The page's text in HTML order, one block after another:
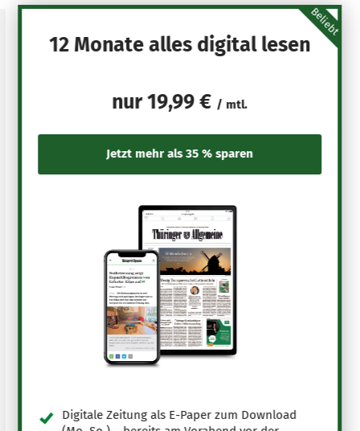
Beliebt
12 Monate alles digital lesen
nur19,99 € / mtl.
Digitale Zeitung als E-Paper zum Download